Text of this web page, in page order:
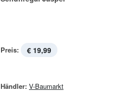
Preis: € 19,99
Händler: V-Baumarkt